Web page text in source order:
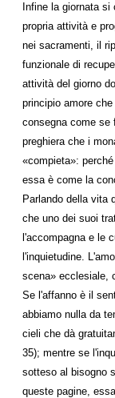
Infine la giornata
propria attività e
nei sacramenti, il
funzionale di
attività del giorno
principio amore
consegna come se
preghiera che i
«compieta»:
essa è come la
Parlando della vita
che uno dei suoi
l'accompagna e le
l'inquietudine.
scena» ecclesiale,
Se l'affanno è il
abbiamo nulla da
cieli che dà
35); mentre se
sotteso al bisogno
queste pagine,